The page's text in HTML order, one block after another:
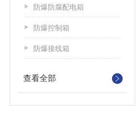
防爆防腐配电箱
防爆控制箱
防爆接线箱
查看全部